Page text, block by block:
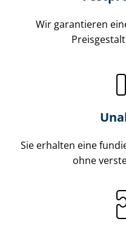
Wir garantieren
Sie erhalten eine
ohne